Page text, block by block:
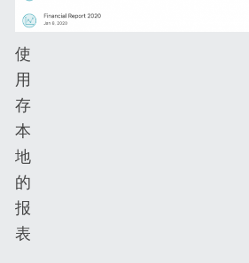
使
用
存
本
地
的
报
表